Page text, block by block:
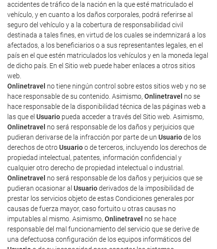
accidentes de tráfico de la nación en la que esté matriculado el
vehículo, y en cuanto a los daños corporales, podrá referirse al
seguro del vehículo y a la cobertura de responsabilidad civil
destinada a tales fines, en virtud de los cuales se indemnizará a los
afectados, a los beneficiarios o a sus representantes legales, en el
país en el que estén matriculados los vehículos y en la moneda legal
de dicho país. En el Sitio web puede haber enlaces a otros sitios
web.
Onlinetravel no tiene ningún control sobre estos sitios web y no se
hace responsable de su contenido. Asimismo, Onlinetravel no se
hace responsable de la disponibilidad técnica de las páginas web a
las que el Usuario pueda acceder a través del Sitio web. Asimismo,
Onlinetravel no será responsable de los daños y perjuicios que
pudieran derivarse de la infracción por parte de un Usuariode los
derechos de otroUsuarioo de terceros, incluyendo los derechos de
propiedad intelectual, patentes, información confidencial y
cualquier otro derecho de propiedad intelectual o industrial.
Onlinetravel no será responsable de los daños y perjuicios que se
pudieran ocasionar al Usuarioderivados de la imposibilidad de
prestar los servicios objeto de estas Condiciones generales por
causas de fuerza mayor, caso fortuito u otras causas no
imputables al mismo. Asimismo, Onlinetravel no se hace
responsable del mal funcionamiento del servicio que se derive de
una defectuosa configuración de los equipos informáticos del